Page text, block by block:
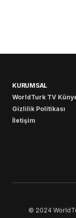
KURUMSAL
WorldTurk TV
Gizlilik Politikası
İletişim
© 2024